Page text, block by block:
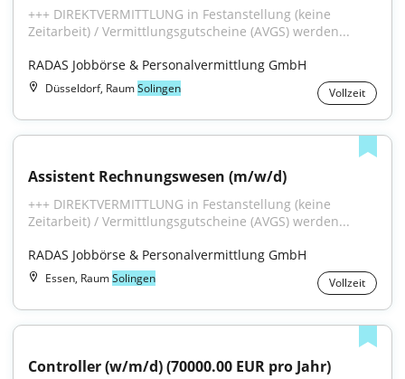
+++ DIREKTVERMITTLUNG in Festanstellung (keine
Zeitarbeit) / Vermittlungsgutscheine (AVGS) werden...
RADAS Jobbörse & Personalvermittlung GmbH
Düsseldorf, RaumSolingen Vollzeit
Assistent Rechnungswesen (m/w/d)
+++ DIREKTVERMITTLUNG in Festanstellung (keine
Zeitarbeit) / Vermittlungsgutscheine (AVGS) werden...
RADAS Jobbörse & Personalvermittlung GmbH
Essen, RaumSolingen Vollzeit
Controller (w/m/d) (70000.00 EUR pro Jahr)